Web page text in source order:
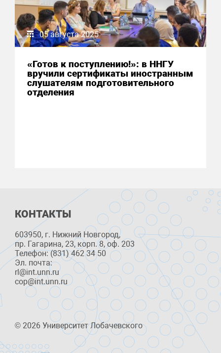
05 августа 2025
«Готов к поступлению!»: в ННГУ
вручили сертификаты иностранным
слушателям подготовительного
отделения
КОНТАКТЫ
603950, г. Нижний Новгород,
пр. Гагарина, 23, корп. 8, оф. 203
Телефон: (831) 462 34 50
Эл. почта:
rl@int.unn.ru
cop@int.unn.ru
© 2026 Университет Лобачевского